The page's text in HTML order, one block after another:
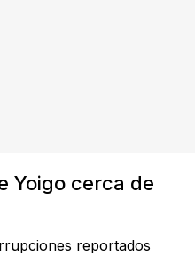
Yoigo cerca de
reportados